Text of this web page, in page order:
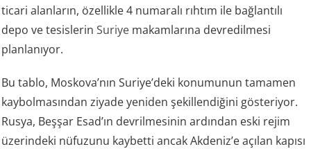
ticari alanların, özellikle 4 numaralı rıhtım ile bağlantılı
depo ve tesislerinSuriye makamlarına devredilmesi
planlanıyor.
Bu tablo, Moskova’nın Suriye’deki konumunun tamamen
kaybolmasından ziyade yeniden şekillendiğini gösteriyor.
Rusya, Beşşar Esad’ın devrilmesinin ardından eski rejim
üzerindeki nüfuzunu kaybetti ancak Akdeniz’e açılan kapısı